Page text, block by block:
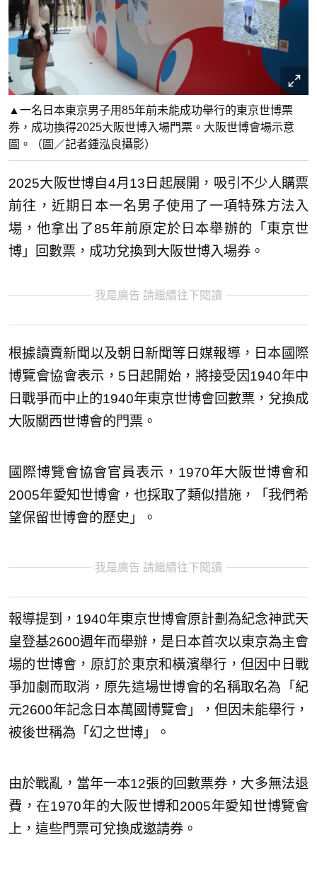
▲一名日本東京男子用85年前未能成功舉行的東京世博票
券，成功換得2025大阪世博入場門票。大阪世博會場示意
圖。（圖／記者鍾泓良攝影）
2025大阪世博自4月13日起展開，吸引不少人購票
前往，近期日本一名男子使用了一項特殊方法入
場，他拿出了85年前原定於日本舉辦的「東京世
博」回數票，成功兌換到大阪世博入場券。
我是廣告 請繼續往下閱讀
根據讀賣新聞以及朝日新聞等日媒報導，日本國際
博覽會協會表示，5日起開始，將接受因1940年中
日戰爭而中止的1940年東京世博會回數票，兌換成
大阪關西世博會的門票。
國際博覽會協會官員表示，1970年大阪世博會和
2005年愛知世博會，也採取了類似措施，「我們希
望保留世博會的歷史」。
我是廣告 請繼續往下閱讀
報導提到，1940年東京世博會原計劃為紀念神武天
皇登基2600週年而舉辦，是日本首次以東京為主會
場的世博會，原訂於東京和橫濱舉行，但因中日戰
爭加劇而取消，原先這場世博會的名稱取名為「紀
元2600年記念日本萬國博覽會」，但因未能舉行，
被後世稱為「幻之世博」。
由於戰亂，當年一本12張的回數票券，大多無法退
費，在1970年的大阪世博和2005年愛知世博覽會
上，這些門票可兌換成邀請券。